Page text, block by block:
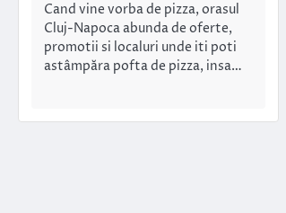
Cand vine vorba de pizza, orasul
Cluj-Napoca abunda de oferte,
promotii si localuri unde iti poti
astâmpăra pofta de pizza, insa…